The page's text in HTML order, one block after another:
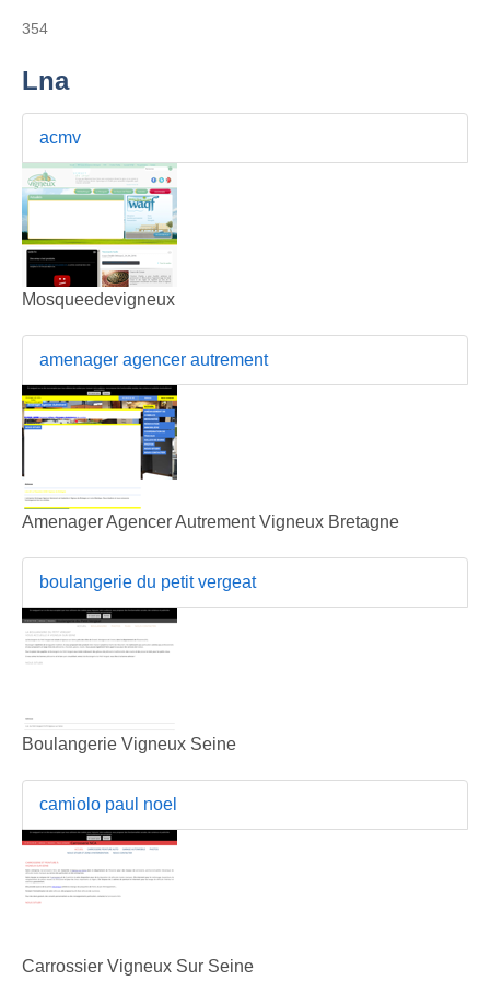
354
Lna
acmv
Mosqueedevigneux
amenager agencer autrement
Amenager Agencer Autrement Vigneux Bretagne
boulangerie du petit vergeat
Boulangerie Vigneux Seine
camiolo paul noel
Carrossier Vigneux Sur Seine